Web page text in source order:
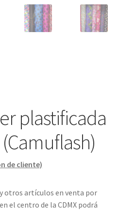
plastificada
de cliente)
otros artículos en venta por
el centro de la CDMX podrá